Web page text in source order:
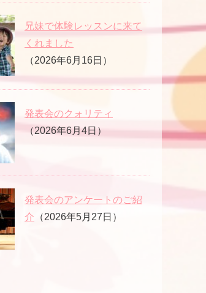
兄妹で体験レッスンに来て
くれました
（2026年6月16日）
発表会のクォリティ
（2026年6月4日）
発表会のアンケートのご紹
介 （2026年5月27日）